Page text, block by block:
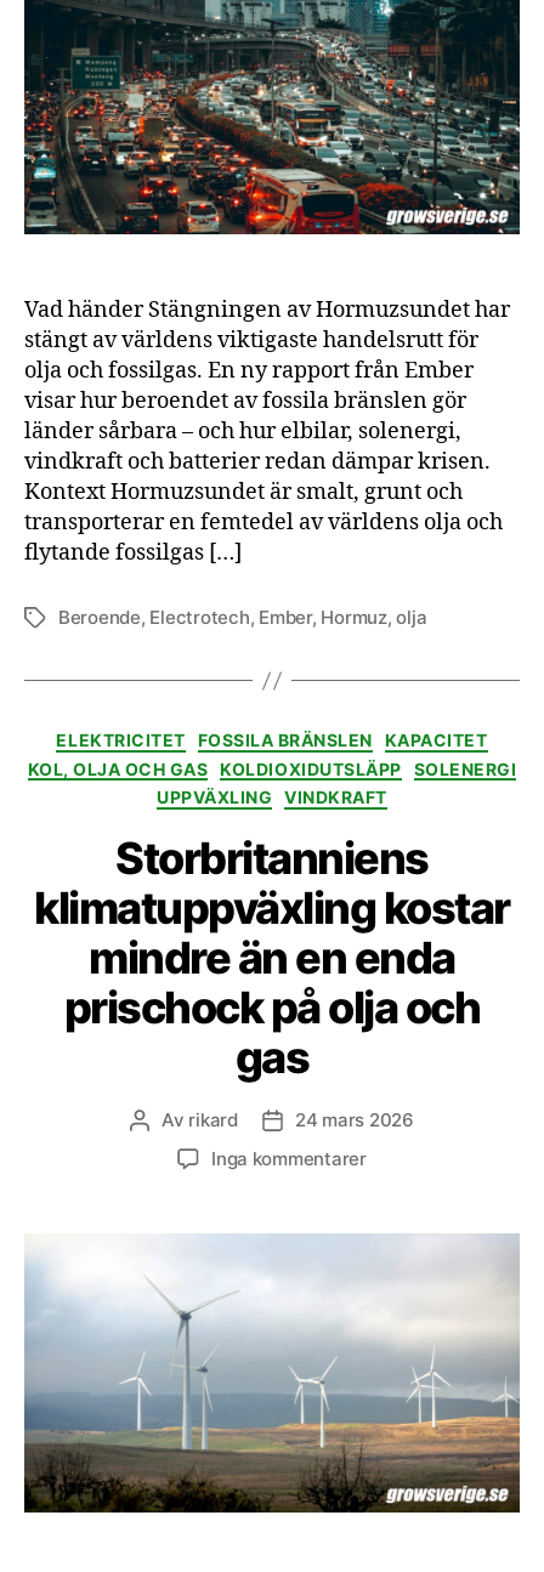
elbilar,
solenergi
och
vindkraft
redan
dämpar
oljeberoendet
Vad händer Stängningen av Hormuzsundet har
stängt av världens viktigaste handelsrutt för
olja och fossilgas. En ny rapport från Ember
visar hur beroendet av fossila bränslen gör
länder sårbara – och hur elbilar, solenergi,
vindkraft och batterier redan dämpar krisen.
Kontext Hormuzsundet är smalt, grunt och
transporterar en femtedel av världens olja och
flytande fossilgas […]
EtiketterBeroende, Electrotech, Ember, Hormuz,olja
Kategorier
ELEKTRICITET FOSSILA BRÄNSLEN
KAPACITET
KOL, OLJA OCH GAS
KOLDIOXIDUTSLÄPP
SOLENERGI
UPPVÄXLING
VINDKRAFT
Storbritanniens
klimatuppväxling kostar
mindre än en enda
prischock på olja och
gas
Inläggsförfattare
Av rikard Inläggsdatum
24 mars 2026
Inga kommentarertill
kostar
enda
prischock
på
olja
och
gas